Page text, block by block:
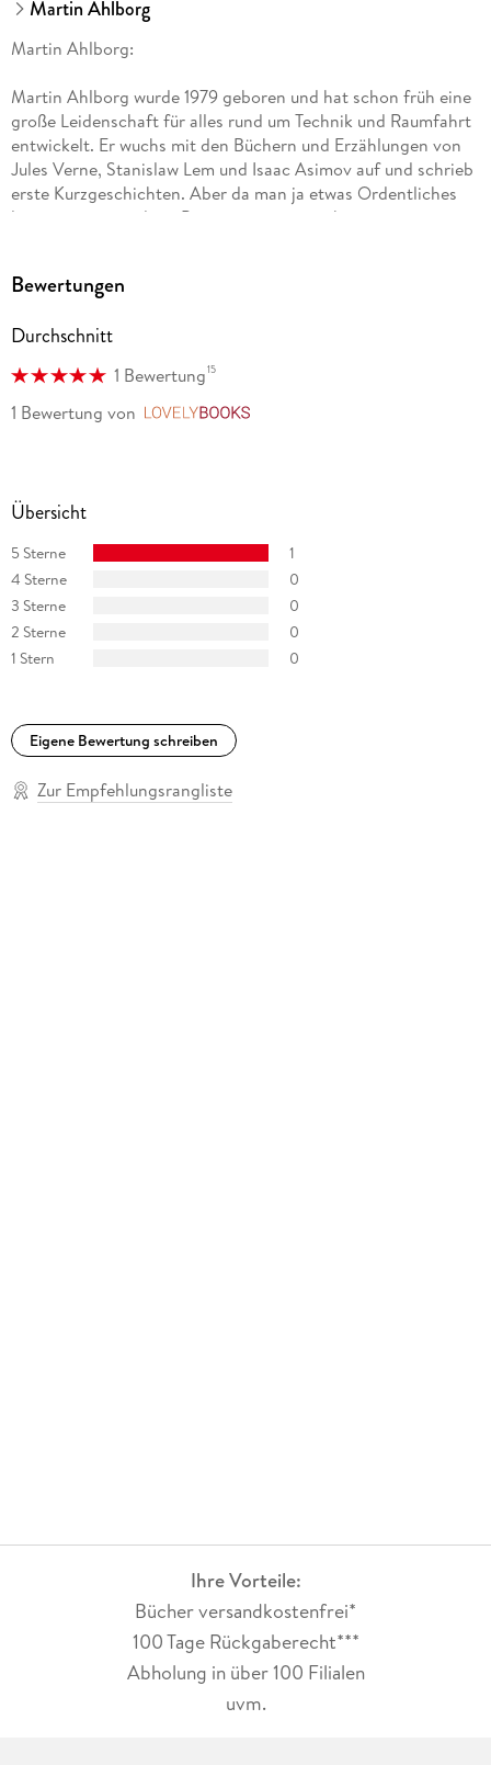
Martin Ahlborg
Martin Ahlborg:
Martin Ahlborg wurde 1979 geboren und hat schon früh eine
große Leidenschaft für alles rund um Technik und Raumfahrt
entwickelt. Er wuchs mit den Büchern und Erzählungen von
Jules Verne, Stanislaw Lem und Isaac Asimov auf und schrieb
erste Kurzgeschichten. Aber da man ja etwas Ordentliches
lernen muss, wurde er Programmierer - so konnte er
werdende Stapel an Schreibratgebern bezeugen kann. Vor
zweier Kinder - zwischen zwei Jobs überraschend etwas freie
Zeit. Die ideale Gelegenheit also, um seinen Traum
Wirklichkeit werden zu lassen. Martin setzte sich hin und
schrieb im November 2016 seine erste große Geschichte. Es
Mittlerweile schreibt Martin regelmäßig - wenn ihm Familie,
Bewertungen
Durchschnitt
1 Bewertung15
1 Bewertung von
Übersicht
5 Sterne
1
4 Sterne
0
3 Sterne
0
2 Sterne
0
1 Stern
0
Eigene Bewertung schreiben
Zur Empfehlungsrangliste
Ihre Vorteile:
Bücher versandkostenfrei*
100 Tage Rückgaberecht***
Abholung in über 100 Filialen
uvm.